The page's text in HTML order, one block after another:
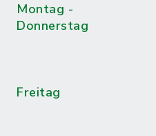
Montag -
Donnerstag
Freitag